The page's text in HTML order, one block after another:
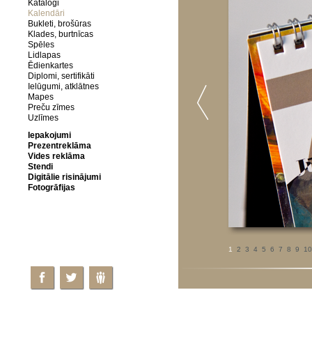
Katalogi
Kalendāri
Bukleti, brošūras
Klades, burtnīcas
Spēles
Lidlapas
Ēdienkartes
Diplomi, sertifikāti
Ielūgumi, atklātnes
Mapes
Preču zīmes
Uzlīmes
Iepakojumi
Prezentreklāma
Vides reklāma
Stendi
Digitālie risinājumi
Fotogrāfijas
1 2 3 4 5 6 7 8 9 10